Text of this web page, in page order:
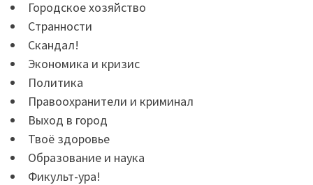
Городское хозяйство
Странности
Скандал!
Экономика и кризис
Политика
Правоохранители и криминал
Выход в город
Твоё здоровье
Образование и наука
Фикульт-ура!